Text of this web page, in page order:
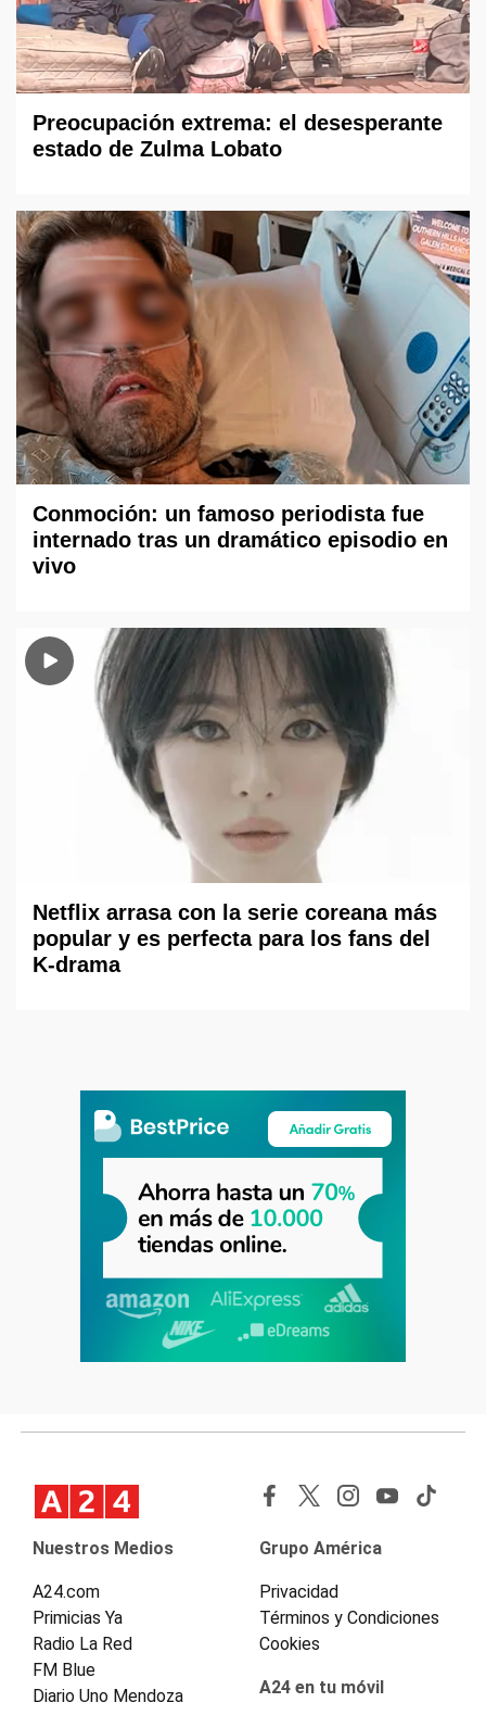
Preocupación extrema: el desesperante
estado de Zulma Lobato
Conmoción: un famoso periodista fue
internado tras un dramático episodio en
vivo
Netflix arrasa con la serie coreana más
popular y es perfecta para los fans del
K-drama
Nuestros Medios
A24.com
Primicias Ya
Radio La Red
FM Blue
Diario Uno Mendoza
Grupo América
Privacidad
Términos y Condiciones
Cookies
A24 en tu móvil